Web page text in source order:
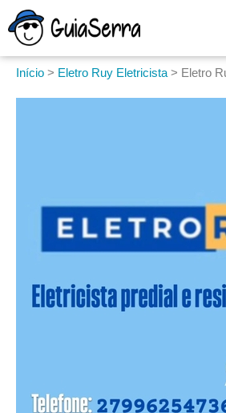
Início > Eletro Ruy Eletricista > Eletro